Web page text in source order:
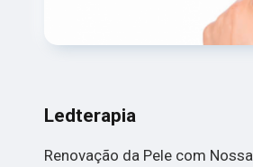
Ledterapia
Renovação da Pele com